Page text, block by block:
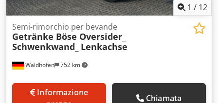
1 / 12
Waidhofen 752 km
Semi-rimorchio per bevande
Getränke Böse Oversider_
Schwenkwand_ Lenkachse
Chiamata